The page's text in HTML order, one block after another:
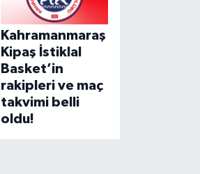
Kahramanmaraş
Kipaş İstiklal
Basket’in
rakipleri ve maç
takvimi belli
oldu!